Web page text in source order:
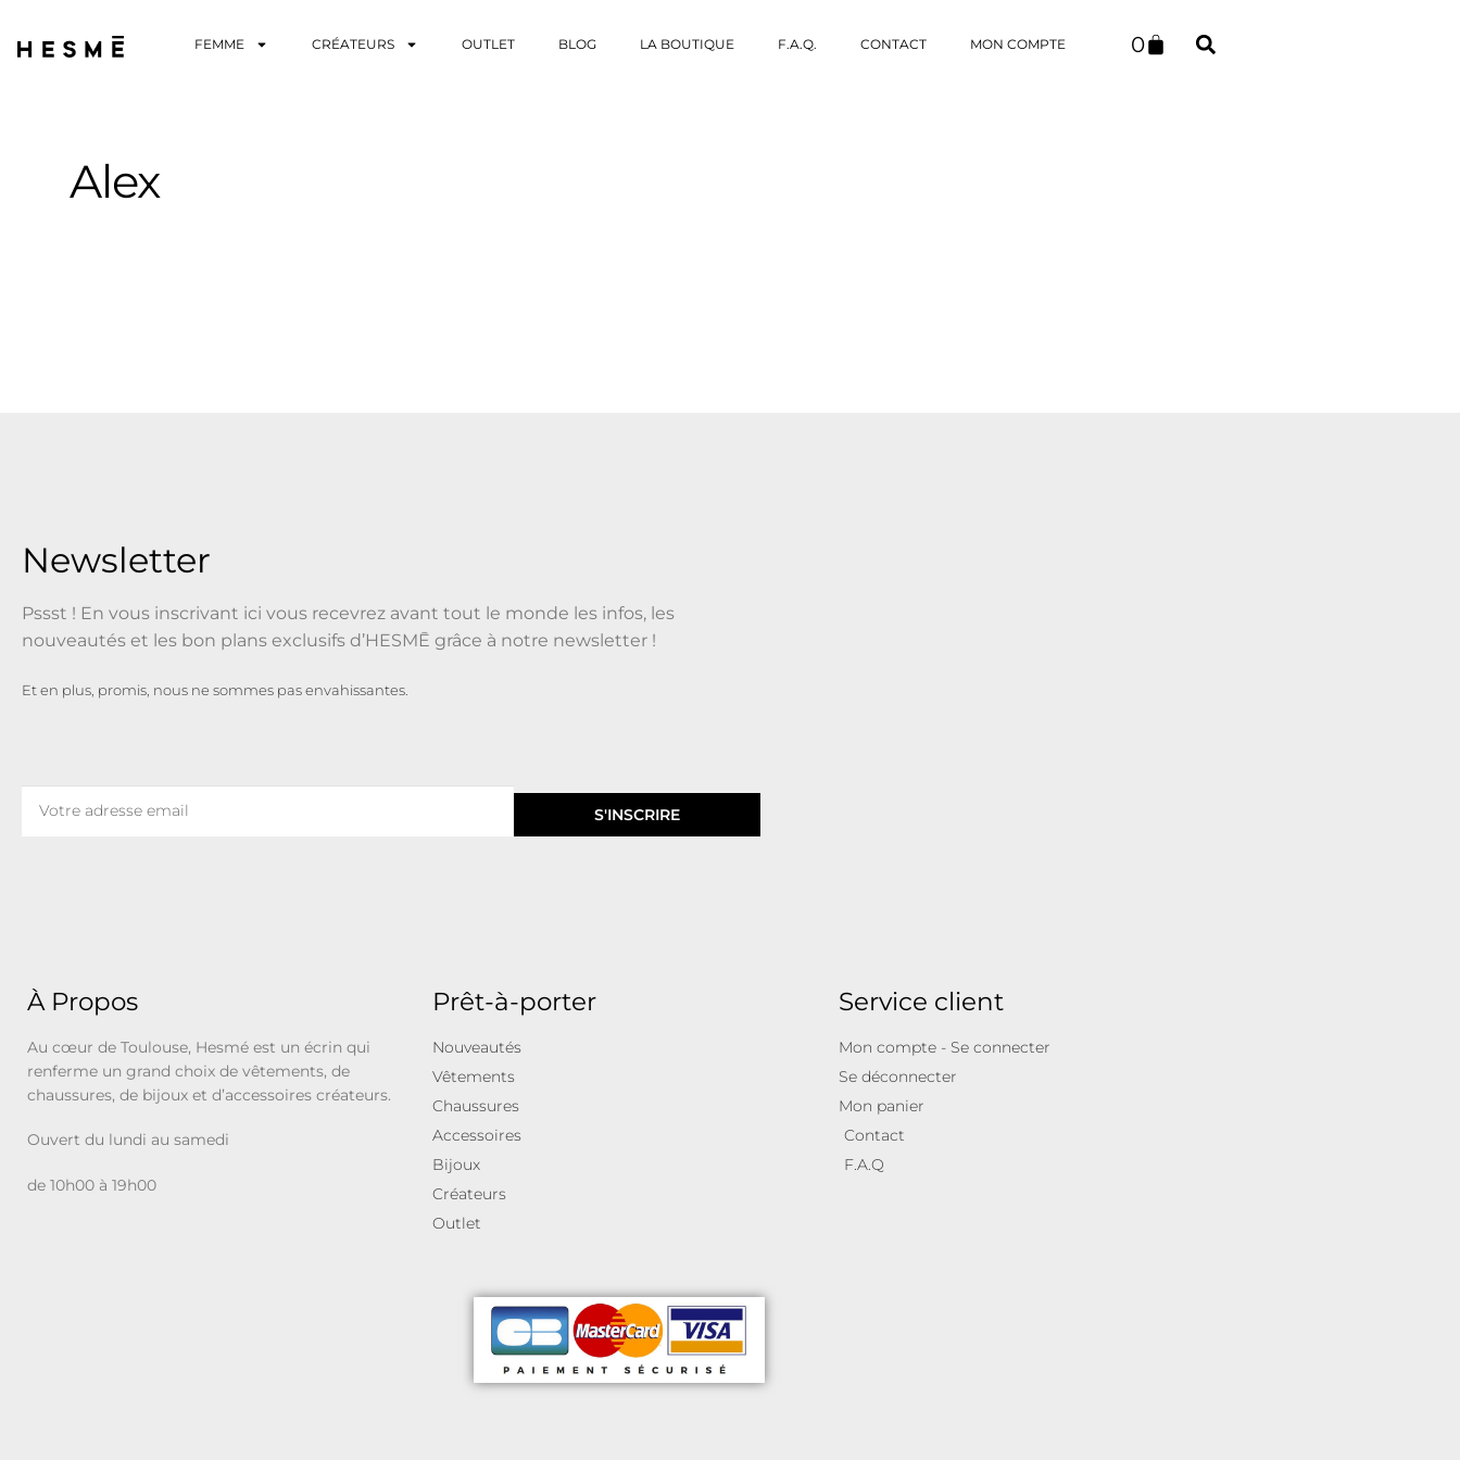
FEMME CRÉATEURS OUTLET BLOG LA BOUTIQUE F.A.Q. CONTACT MON COMPTE 0
Alex
Newsletter
Pssst ! En vous inscrivant ici vous recevrez avant tout le monde les infos, les
nouveautés et les bon plans exclusifs d’HESMĒ grâce à notre newsletter !
Et en plus, promis, nous ne sommes pas envahissantes.
S'INSCRIRE
À Propos
Au cœur de Toulouse, Hesmé est un écrin qui
renferme un grand choix de vêtements, de
chaussures, de bijoux et d’accessoires créateurs.
Ouvert du lundi au samedi
de 10h00 à 19h00
Prêt-à-porter
Nouveautés
Vêtements
Chaussures
Accessoires
Bijoux
Créateurs
Outlet
Service client
Mon compte - Se connecter
Se déconnecter
Mon panier
Contact
F.A.Q